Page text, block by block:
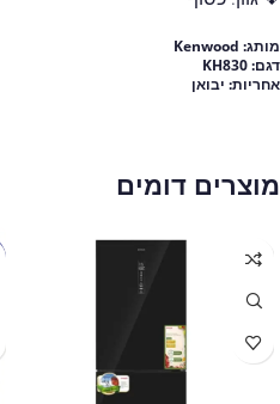
מותג: Kenwood
דגם: KH830
אחריות: יבואן
מוצרים דומים